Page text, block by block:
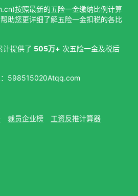
按照最新的五险一金缴纳比例计算
助您更详细了解五险一金扣税的各比
计提供了 505万+ 次五险一金及税后
：598515020Atqq.com
裁员企业榜 工资反推计算器